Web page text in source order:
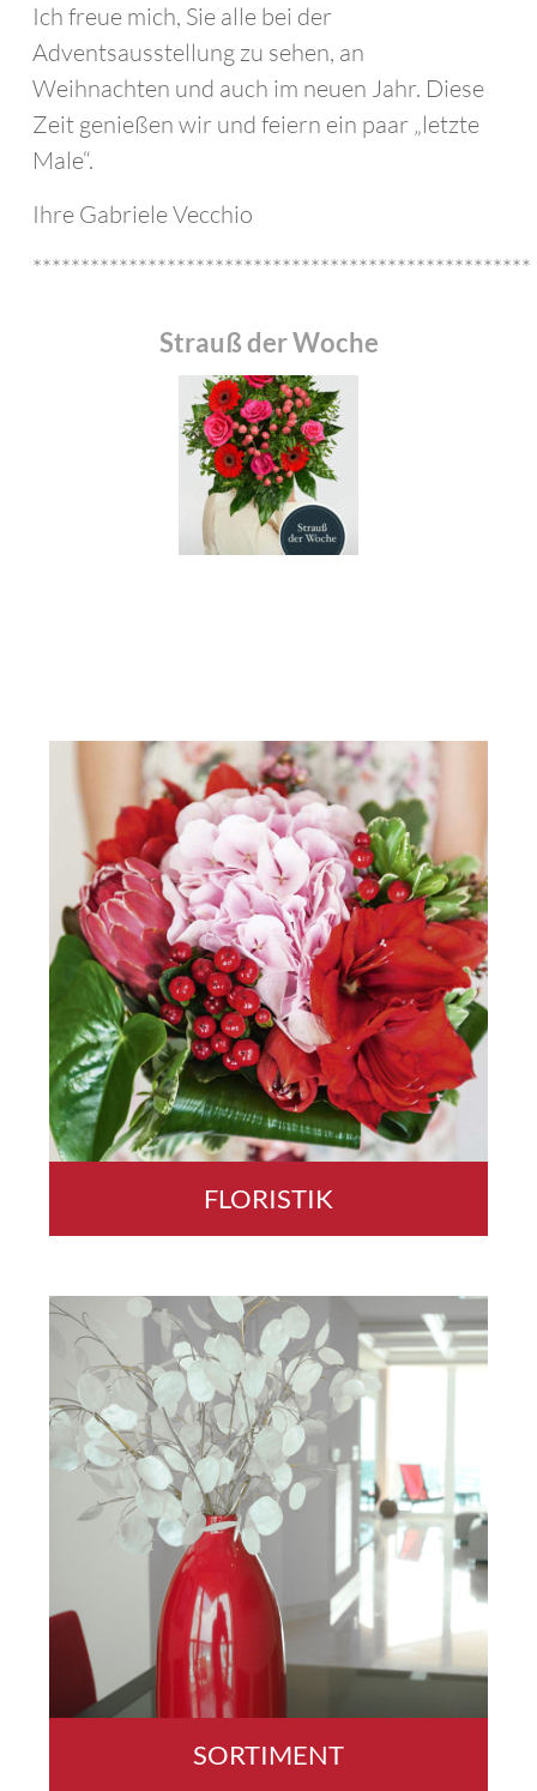
Ich freue mich, Sie alle bei der
Adventsausstellung zu sehen, an
Weihnachten und auch im neuen Jahr. Diese
Zeit genießen wir und feiern ein paar „letzte
Male“.
Ihre Gabriele Vecchio
****************************************************
Strauß der Woche
FLORISTIK
SORTIMENT